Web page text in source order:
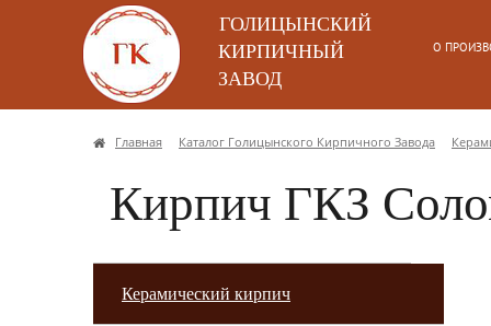
ГОЛИЦЫНСКИЙ
КИРПИЧНЫЙ
ЗАВОД
О
Главная Каталог Голицынского Кирпичного Завода
Кирпич ГКЗ
Керамический кирпич